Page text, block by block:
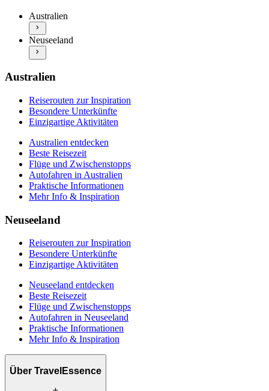
Flüge und Zwischenstopps
Autofahren in Australien
Praktische Informationen
Mehr Info & Inspiration
Einzigartige Aktivitäten
Neuseeland entdecken
Beste Reisezeit
Flüge und Zwischenstopps
Praktische Informationen
Australien
Neuseeland
Australien
Reiserouten zur Inspiration
Besondere Unterkünfte
Einzigartige Aktivitäten
Australien entdecken
Beste Reisezeit
Flüge und Zwischenstopps
Autofahren in Australien
Praktische Informationen
Mehr Info & Inspiration
Neuseeland
Reiserouten zur Inspiration
Besondere Unterkünfte
Einzigartige Aktivitäten
Neuseeland entdecken
Beste Reisezeit
Flüge und Zwischenstopps
Autofahren in Neuseeland
Praktische Informationen
Mehr Info & Inspiration
Über TravelEssence